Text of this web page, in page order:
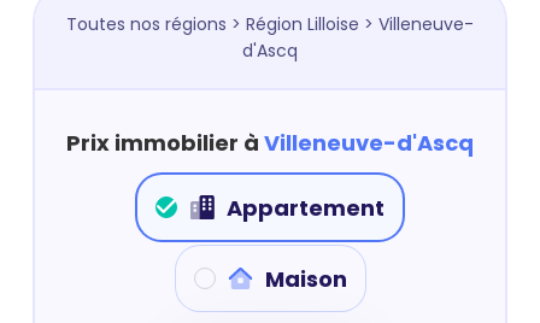
Toutes nos régions > Région Lilloise > Villeneuve-
d'Ascq
Prix immobilier à Villeneuve-d'Ascq
Appartement
Maison